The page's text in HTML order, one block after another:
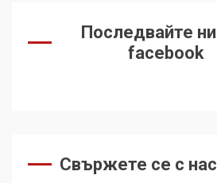
Последвайте
facebook
Свържете се с нас